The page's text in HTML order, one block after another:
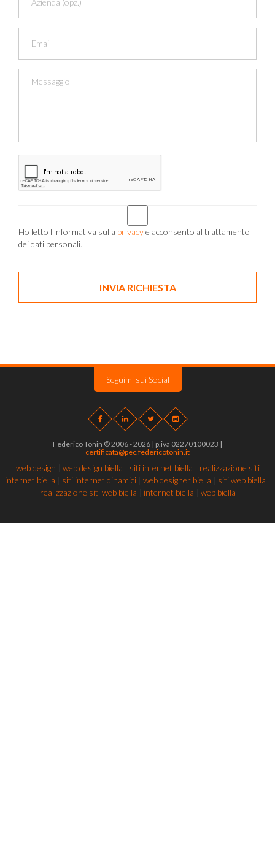
Ho letto l'informativa sulla privacye acconsento al trattamento
dei dati personali.
INVIA RICHIESTA
Seguimi sui Social
Federico Tonin © 2006 - 2026 | p.iva 02270100023 |
certificata@pec.federicotonin.it
web design web design biella siti internet biella
realizzazione siti
internet biella
siti internet dinamici| web designer biella siti web biella
realizzazione siti web biella
internet biella web biella